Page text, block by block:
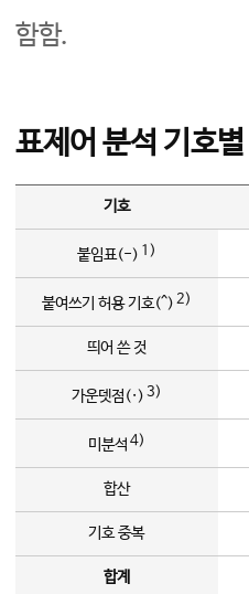
함함.
표제어 분석 기호
기호
붙임표(-) 1)
붙여쓰기 허용 기호(^) 2)
띄어 쓴 것
가운뎃점(·) 3)
미분석 4)
합산
기호 중복
합계